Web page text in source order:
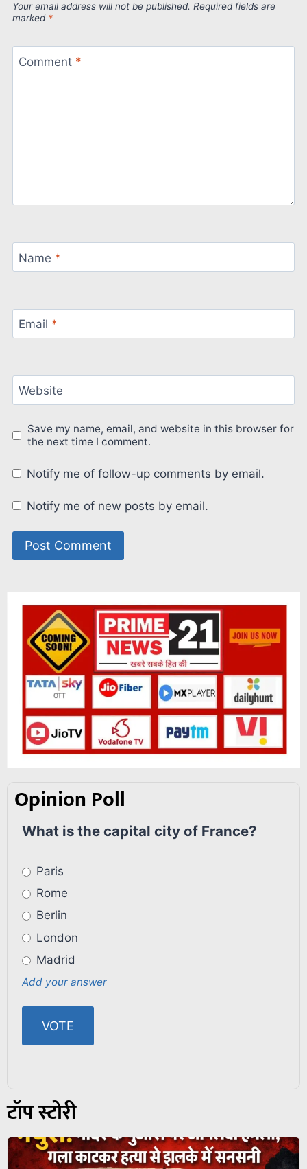
Your email address will not be published. Required fields are
marked *
Comment *
Name *
Email *
Website
Save my name, email, and website in this browser for
the next time I comment.
Notify me of follow-up comments by email.
Notify me of new posts by email.
Opinion Poll
What is the capital city of France?
Paris
Rome
Berlin
London
Madrid
Add your answer
टॉप स्टोरी